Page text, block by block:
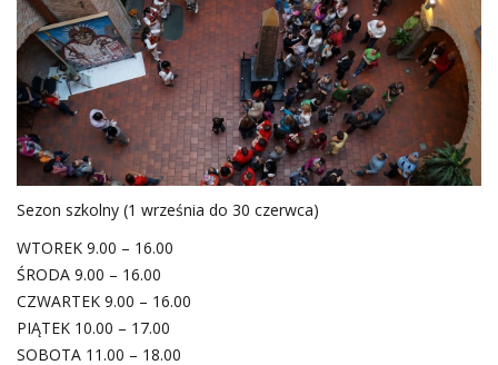
Sezon szkolny (1 września do 30 czerwca)
WTOREK 9.00 – 16.00
ŚRODA 9.00 – 16.00
CZWARTEK 9.00 – 16.00
PIĄTEK 10.00 – 17.00
SOBOTA 11.00 – 18.00